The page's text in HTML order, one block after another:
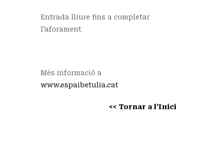
Entrada lliure fins a completar
l’aforament
Més informació a
www.espaibetulia.cat
<< Tornar a l’Inici